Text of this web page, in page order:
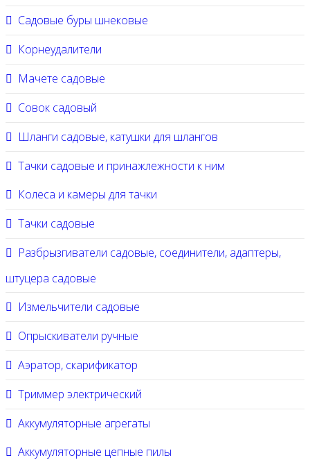
Садовые буры шнековые
Корнеудалители
Мачете садовые
Совок садовый
Шланги садовые, катушки для шлангов
Тачки садовые и принажлежности к ним
Колеса и камеры для тачки
Тачки садовые
Разбрызгиватели садовые, соединители, адаптеры,
штуцера садовые
Измельчители садовые
Опрыскиватели ручные
Аэратор, скарификатор
Триммер электрический
Аккумуляторные агрегаты
Аккумуляторные цепные пилы